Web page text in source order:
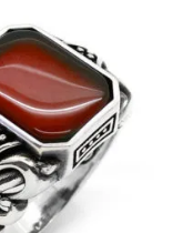
Listeme
Ekle